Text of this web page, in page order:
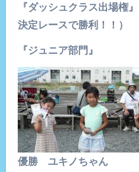
『ダッシュクラス出場
決定レースで勝利！！）
『ジュニア部門』
優勝 ユキノちゃん